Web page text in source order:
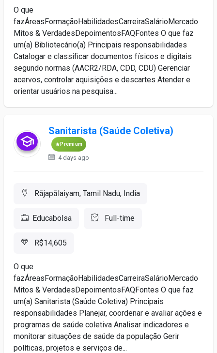
O que
fazÁreasFormaçãoHabilidadesCarreiraSalárioMercado
Mitos & VerdadesDepoimentosFAQFontes O que faz
um(a) Bibliotecário(a) Principais responsabilidades
Catalogar e classificar documentos físicos e digitais
segundo normas (AACR2/RDA, CDD, CDU) Gerenciar
acervos, controlar aquisições e descartes Atender e
orientar usuários na pesquisa...
Sanitarista (Saúde Coletiva)
Premium
4 days ago
Rājapālaiyam, Tamil Nadu, India
Educabolsa Full-time
R$14,605
O que
fazÁreasFormaçãoHabilidadesCarreiraSalárioMercado
Mitos & VerdadesDepoimentosFAQFontes O que faz
um(a) Sanitarista (Saúde Coletiva) Principais
responsabilidades Planejar, coordenar e avaliar ações e
programas de saúde coletiva Analisar indicadores e
monitorar situações de saúde da população Gerir
políticas, projetos e serviços de...